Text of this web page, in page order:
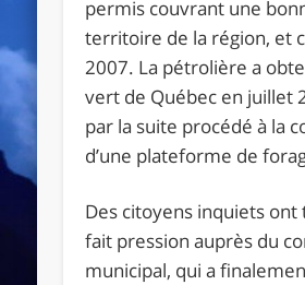
permis couvrant une
territoire de la région, et
2007. La pétrolière a
vert de Québec en juillet
par la suite procédé à la
d’une plateforme de
Des citoyens inquiets
fait pression auprès du
municipal, qui a